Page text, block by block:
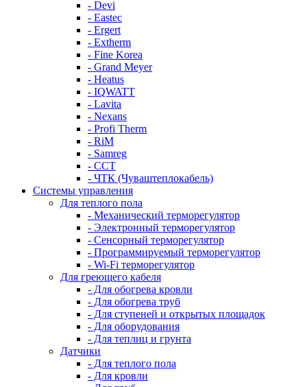
- Devi
- Eastec
- Ergert
- Extherm
- Fine Korea
- Grand Meyer
- Heatus
- IQWATT
- Lavita
- Nexans
- Profi Therm
- RiM
- Samreg
- ССТ
- ЧТК (Чуваштеплокабель)
Системы управления
Для теплого пола
- Механический терморегулятор
- Электронный терморегулятор
- Сенсорный терморегулятор
- Программируемый терморегулятор
- Wi-Fi терморегулятор
Для греющего кабеля
- Для обогрева кровли
- Для обогрева труб
- Для ступеней и открытых площадок
- Для оборудования
- Для теплиц и грунта
Датчики
- Для теплого пола
- Для кровли